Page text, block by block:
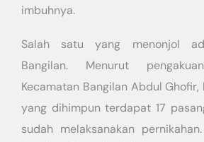
imbuhnya.
Salah satu yang menonjol
Bangilan. Menurut
Kecamatan Bangilan Abdul
yang dihimpun terdapat 17
sudah melaksanakan